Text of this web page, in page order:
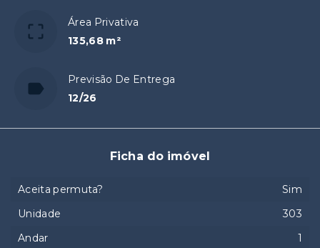
Área Privativa
135,68 m²
Previsão De Entrega
12/26
Ficha do imóvel
Aceita permuta?
Sim
Unidade
303
Andar
1